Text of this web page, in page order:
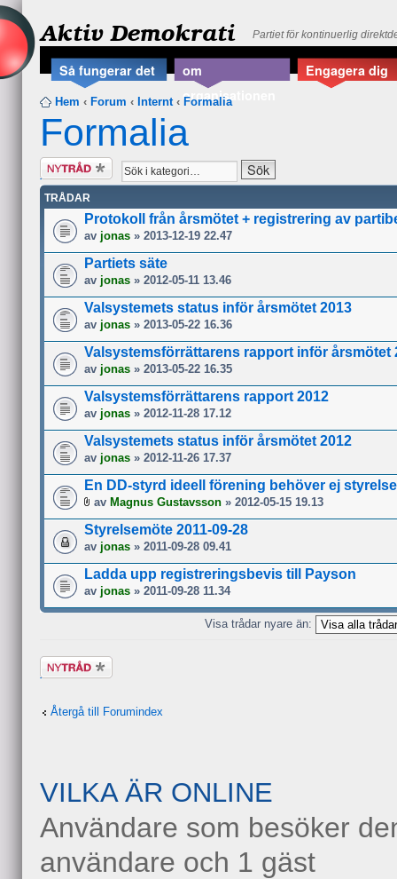
Aktiv Demokrati Partiet för kontinuerlig
Så fungerar det
om
organisationen
Engagera dig
Hem ‹ Forum ‹ Internt ‹ Formalia
Formalia
Skapa en ny
tråd
TRÅDAR
Protokoll från årsmötet + registrering av
av jonas » 2013-12-19 22.47
Partiets säte
av jonas » 2012-05-11 13.46
Valsystemets status inför årsmötet 2013
av jonas » 2013-05-22 16.36
Valsystemsförrättarens rapport inför årsmötet
av jonas » 2013-05-22 16.35
Valsystemsförrättarens rapport 2012
av jonas » 2012-11-28 17.12
Valsystemets status inför årsmötet 2012
av jonas » 2012-11-26 17.37
En DD-styrd ideell förening behöver ej
av Magnus Gustavsson » 2012-05-15 19.13
Styrelsemöte 2011-09-28
av jonas » 2011-09-28 09.41
Ladda upp registreringsbevis till Payson
av jonas » 2011-09-28 11.34
Visa trådar nyare än:
Skapa en ny
tråd
Återgå till Forumindex
VILKA ÄR ONLINE
Användare som besöker
användare och 1 gäst